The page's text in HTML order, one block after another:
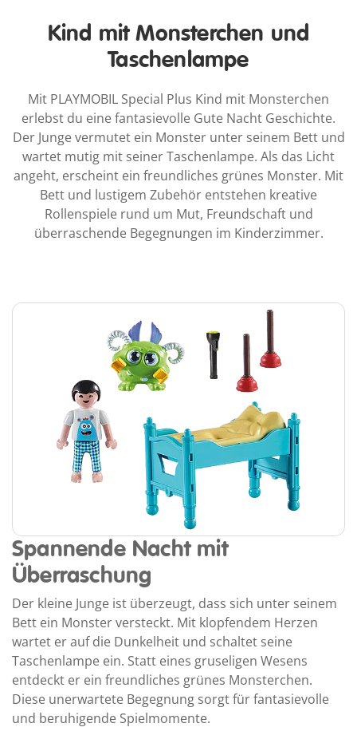
Kind mit Monsterchen und
Taschenlampe
Mit PLAYMOBIL Special Plus Kind mit Monsterchen
erlebst du eine fantasievolle Gute Nacht Geschichte.
Der Junge vermutet ein Monster unter seinem Bett und
wartet mutig mit seiner Taschenlampe. Als das Licht
angeht, erscheint ein freundliches grünes Monster. Mit
Bett und lustigem Zubehör entstehen kreative
Rollenspiele rund um Mut, Freundschaft und
überraschende Begegnungen im Kinderzimmer.
Spannende Nacht mit
Überraschung
Der kleine Junge ist überzeugt, dass sich unter seinem
Bett ein Monster versteckt. Mit klopfendem Herzen
wartet er auf die Dunkelheit und schaltet seine
Taschenlampe ein. Statt eines gruseligen Wesens
entdeckt er ein freundliches grünes Monsterchen.
Diese unerwartete Begegnung sorgt für fantasievolle
und beruhigende Spielmomente.